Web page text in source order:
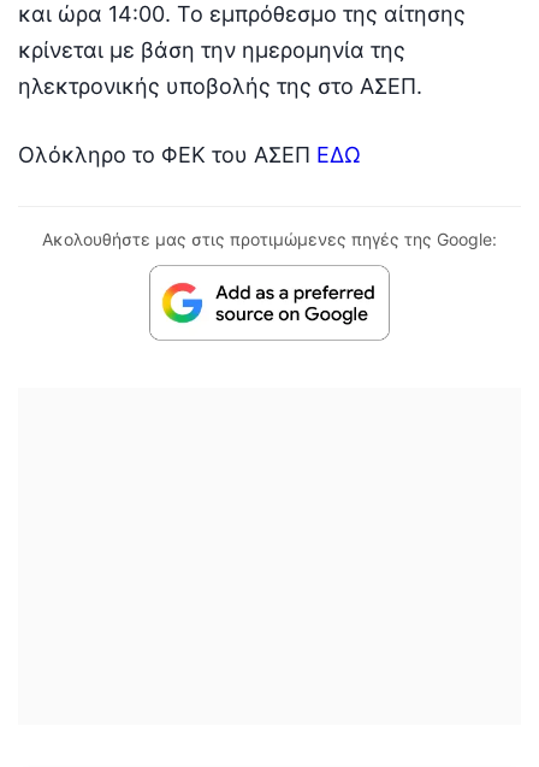
και ώρα 14:00. Το εμπρόθεσμο της αίτησης
κρίνεται με βάση την ημερομηνία της
ηλεκτρονικής υποβολής της στο ΑΣΕΠ.
Ολόκληρο το ΦΕΚ του ΑΣΕΠ ΕΔΩ
Ακολουθήστε μας στις προτιμώμενες πηγές της Google: